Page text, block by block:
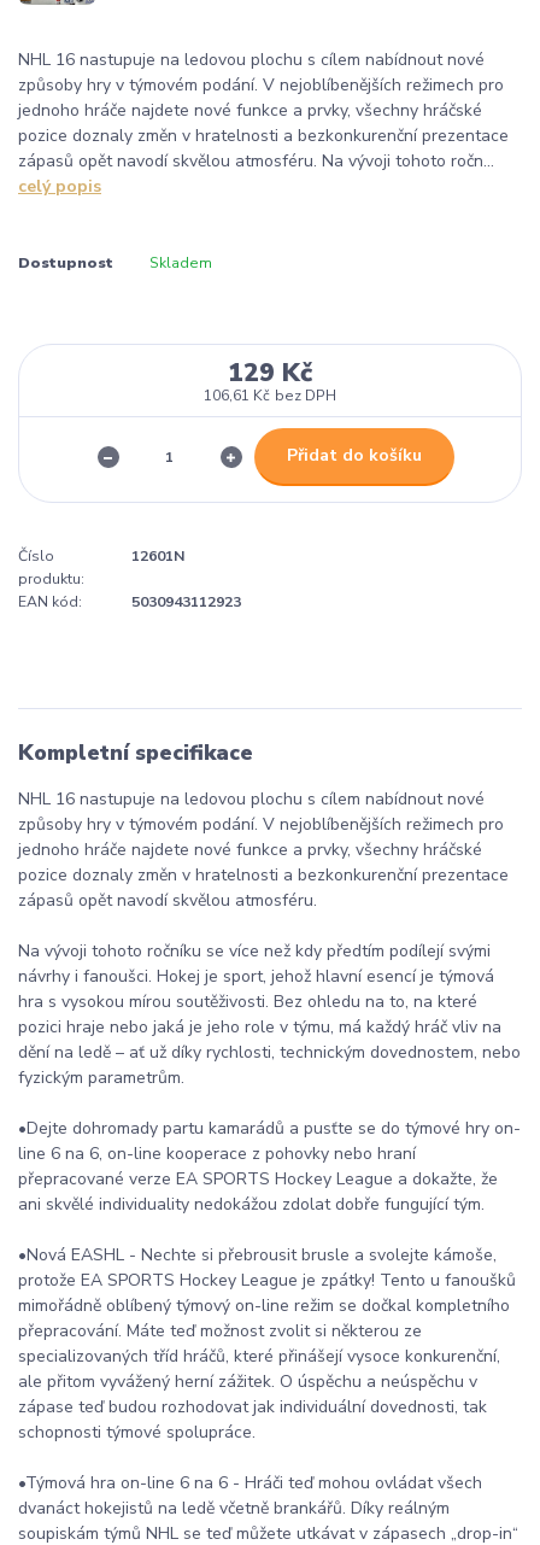
NHL 16 nastupuje na ledovou plochu s cílem nabídnout nové
způsoby hry v týmovém podání. V nejoblíbenějších režimech pro
jednoho hráče najdete nové funkce a prvky, všechny hráčské
pozice doznaly změn v hratelnosti a bezkonkurenční prezentace
zápasů opět navodí skvělou atmosféru. Na vývoji tohoto ročn...
celý popis
Dostupnost Skladem
129 Kč
106,61 Kč bez DPH
Přidat do košíku
Číslo
produktu:
12601N
EAN kód: 5030943112923
Kompletní specifikace
NHL 16 nastupuje na ledovou plochu s cílem nabídnout nové
způsoby hry v týmovém podání. V nejoblíbenějších režimech pro
jednoho hráče najdete nové funkce a prvky, všechny hráčské
pozice doznaly změn v hratelnosti a bezkonkurenční prezentace
zápasů opět navodí skvělou atmosféru.
Na vývoji tohoto ročníku se více než kdy předtím podílejí svými
návrhy i fanoušci. Hokej je sport, jehož hlavní esencí je týmová
hra s vysokou mírou soutěživosti. Bez ohledu na to, na které
pozici hraje nebo jaká je jeho role v týmu, má každý hráč vliv na
dění na ledě – ať už díky rychlosti, technickým dovednostem, nebo
fyzickým parametrům.
•Dejte dohromady partu kamarádů a pusťte se do týmové hry on-
line 6 na 6, on-line kooperace z pohovky nebo hraní
přepracované verze EA SPORTS Hockey League a dokažte, že
ani skvělé individuality nedokážou zdolat dobře fungující tým.
•Nová EASHL - Nechte si přebrousit brusle a svolejte kámoše,
protože EA SPORTS Hockey League je zpátky! Tento u fanoušků
mimořádně oblíbený týmový on-line režim se dočkal kompletního
přepracování. Máte teď možnost zvolit si některou ze
specializovaných tříd hráčů, které přinášejí vysoce konkurenční,
ale přitom vyvážený herní zážitek. O úspěchu a neúspěchu v
zápase teď budou rozhodovat jak individuální dovednosti, tak
schopnosti týmové spolupráce.
•Týmová hra on-line 6 na 6 - Hráči teď mohou ovládat všech
dvanáct hokejistů na ledě včetně brankářů. Díky reálným
soupiskám týmů NHL se teď můžete utkávat v zápasech „drop-in“